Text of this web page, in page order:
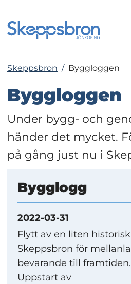
Skeppsbron / Byggloggen
Byggloggen
Under bygg- och
händer det mycket.
på gång just nu i
Bygglogg
2022-03-31
Flytt av en liten
Skeppsbron för
bevarande till framtiden.
Uppstart av